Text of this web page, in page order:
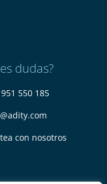
dudas?
550 185
con nosotros